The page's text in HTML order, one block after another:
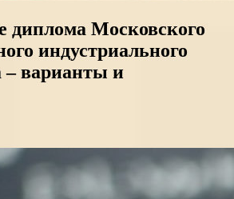
диплома Московского
индустриального
– варианты и